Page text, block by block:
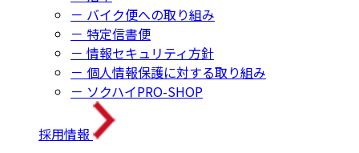
－ バイク便への取り組み
－ 特定信書便
－ 情報セキュリティ方針
－ 個人情報保護に対する取り組み
－ ソクハイPRO-SHOP
採用情報